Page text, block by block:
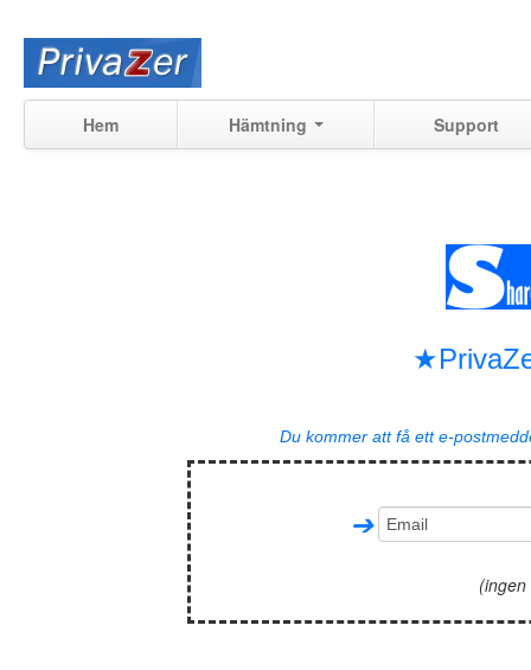
Hem Hämtning Support
Du kommer att få ett e-
➔